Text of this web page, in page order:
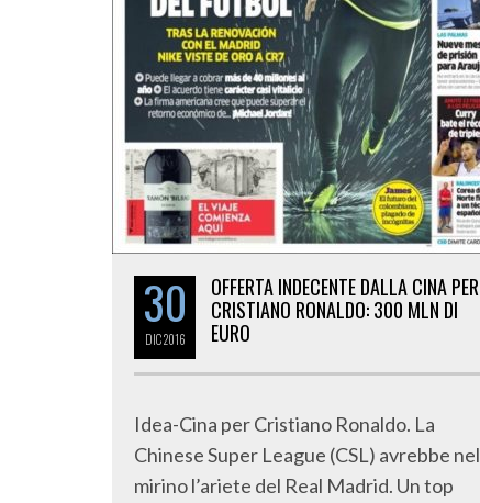
30
DIC2016
OFFERTA INDECENTE DALLA CINA PER
CRISTIANO RONALDO: 300 MLN DI
EURO
Idea-Cina per Cristiano Ronaldo. La
Chinese Super League (CSL) avrebbe nel
mirino l’ariete del Real Madrid. Un top